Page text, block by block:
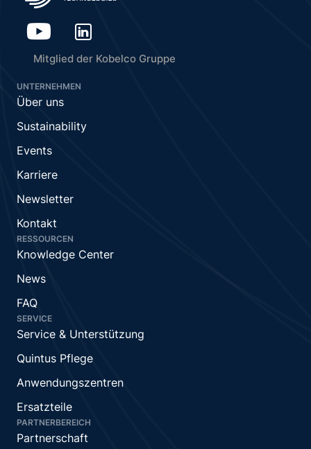
Mitglied der Kobelco Gruppe
UNTERNEHMEN
Über uns
Sustainability
Events
Karriere
Newsletter
Kontakt
RESSOURCEN
Knowledge Center
News
FAQ
SERVICE
Service & Unterstützung
Quintus Pflege
Anwendungszentren
Ersatzteile
PARTNERBEREICH
Partnerschaft